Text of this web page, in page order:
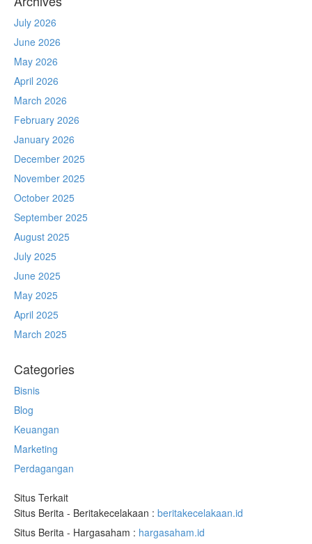
July 2026
June 2026
May 2026
April 2026
March 2026
February 2026
January 2026
December 2025
November 2025
October 2025
September 2025
August 2025
July 2025
June 2025
May 2025
April 2025
March 2025
Categories
Bisnis
Blog
Keuangan
Marketing
Perdagangan
Situs Terkait
Situs Berita - Beritakecelakaan : beritakecelakaan.id
Situs Berita - Hargasaham : hargasaham.id